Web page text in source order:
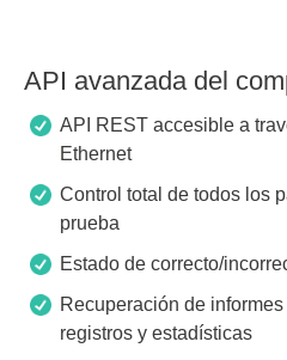
API avanzada del
API REST accesible a
Ethernet
Control total de todos los
prueba
Estado de correcto/
Recuperación de
registros y estadísticas